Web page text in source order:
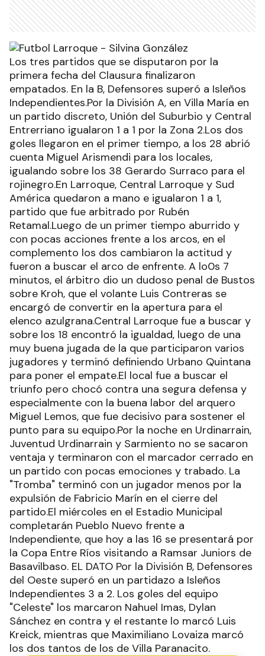
Los tres partidos que se disputaron por la
primera fecha del Clausura finalizaron
empatados. En la B, Defensores superó a Isleños
Independientes.Por la División A, en Villa María en
un partido discreto, Unión del Suburbio y Central
Entrerriano igualaron 1 a 1 por la Zona 2.Los dos
goles llegaron en el primer tiempo, a los 28 abrió
cuenta Miguel Arismendi para los locales,
igualando sobre los 38 Gerardo Surraco para el
rojinegro.En Larroque, Central Larroque y Sud
América quedaron a mano e igualaron 1 a 1,
partido que fue arbitrado por Rubén
Retamal.Luego de un primer tiempo aburrido y
con pocas acciones frente a los arcos, en el
complemento los dos cambiaron la actitud y
fueron a buscar el arco de enfrente. A lo0s 7
minutos, el árbitro dio un dudoso penal de Bustos
sobre Kroh, que el volante Luis Contreras se
encargó de convertir en la apertura para el
elenco azulgrana.Central Larroque fue a buscar y
sobre los 18 encontró la igualdad, luego de una
muy buena jugada de la que participaron varios
jugadores y terminó definiendo Urbano Quintana
para poner el empate.El local fue a buscar el
triunfo pero chocó contra una segura defensa y
especialmente con la buena labor del arquero
Miguel Lemos, que fue decisivo para sostener el
punto para su equipo.Por la noche en Urdinarrain,
Juventud Urdinarrain y Sarmiento no se sacaron
ventaja y terminaron con el marcador cerrado en
un partido con pocas emociones y trabado. La
"Tromba" terminó con un jugador menos por la
expulsión de Fabricio Marín en el cierre del
partido.El miércoles en el Estadio Municipal
completarán Pueblo Nuevo frente a
Independiente, que hoy a las 16 se presentará por
la Copa Entre Ríos visitando a Ramsar Juniors de
Basavilbaso. EL DATO Por la División B, Defensores
del Oeste superó en un partidazo a Isleños
Independientes 3 a 2. Los goles del equipo
"Celeste" los marcaron Nahuel Imas, Dylan
Sánchez en contra y el restante lo marcó Luis
Kreick, mientras que Maximiliano Lovaiza marcó
los dos tantos de los de Villa Paranacito.